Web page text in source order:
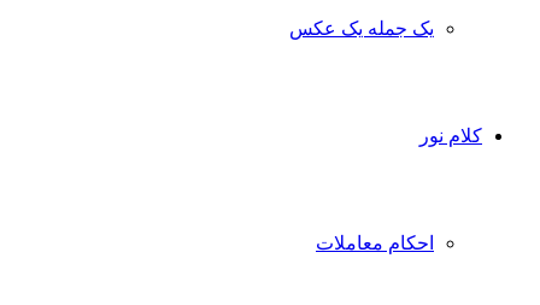
یک جمله یک عکس
کلام نور
احکام معاملات